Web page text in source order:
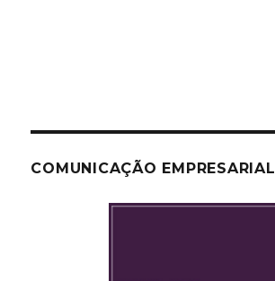
COMUNICAÇÃO EMPRESARIAL